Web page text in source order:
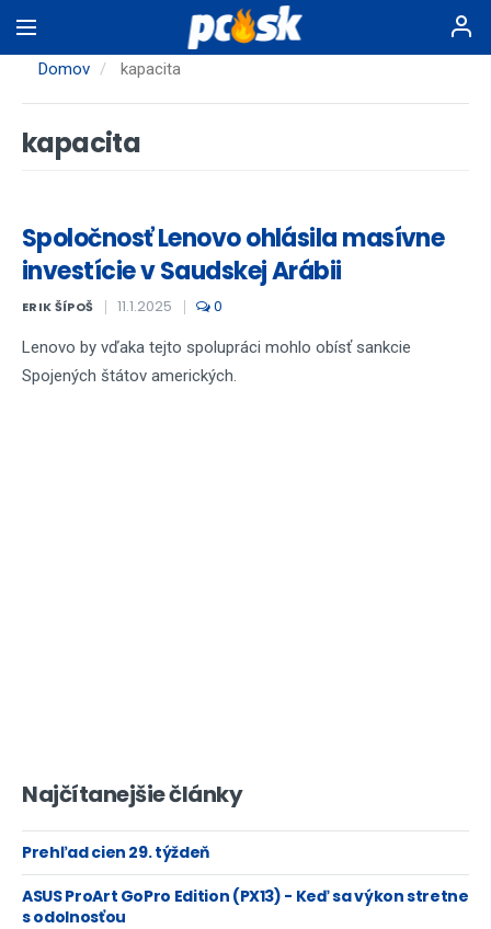
na
hlavnýDomov kapacita
kapacita
Spoločnosť Lenovo ohlásila masívne
investície v Saudskej Arábii
ERIK ŠÍPOŠ 11.1.2025 0
Lenovo by vďaka tejto spolupráci mohlo obísť sankcie
Spojených štátov amerických.
Najčítanejšie články
Prehľad cien 29. týždeň
ASUS ProArt GoPro Edition (PX13) - Keď sa výkon stretne
s odolnosťou